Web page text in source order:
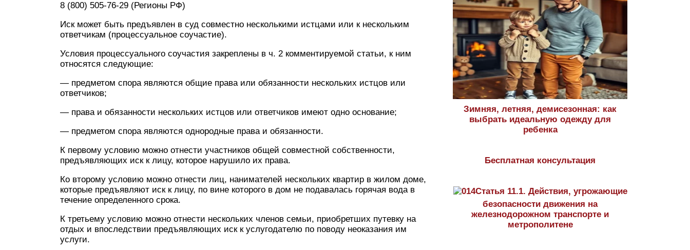
8 (800) 505-76-29 (Регионы РФ)
Иск может быть предъявлен в суд совместно несколькими истцами или к нескольким
ответчикам (процессуальное соучастие).
Условия процессуального соучастия закреплены в ч. 2 комментируемой статьи, к ним
относятся следующие:
— предметом спора являются общие права или обязанности нескольких истцов или
ответчиков;
— права и обязанности нескольких истцов или ответчиков имеют одно основание;
— предметом спора являются однородные права и обязанности.
К первому условию можно отнести участников общей совместной собственности,
предъявляющих иск к лицу, которое нарушило их права.
Ко второму условию можно отнести лиц, нанимателей нескольких квартир в жилом доме,
которые предъявляют иск к лицу, по вине которого в дом не подавалась горячая вода в
течение определенного срока.
К третьему условию можно отнести нескольких членов семьи, приобретших путевку на
отдых и впоследствии предъявляющих иск к услугодателю по поводу неоказания им
услуги.
Зимняя, летняя, демисезонная: как
выбрать идеальную одежду для
ребенка
Бесплатная консультация
Статья 11.1. Действия, угрожающие
безопасности движения на
железнодорожном транспорте и
метрополитене